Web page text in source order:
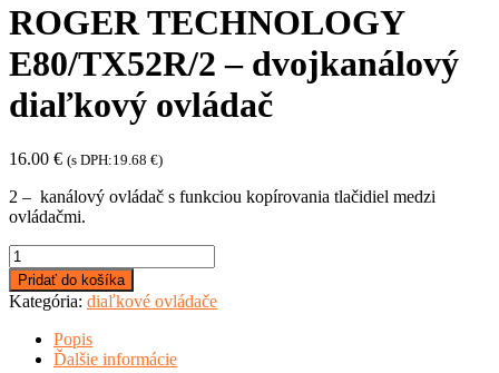
ROGER TECHNOLOGY
E80/TX52R/2 – dvojkanálový
diaľkový ovládač
16.00 € (s DPH:19.68 €)
2 – kanálový ovládač s funkciou kopírovania tlačidiel medzi
ovládačmi.
množstvo
ROGER
TECHNOLOGY
E80/TX52R/2
dvojkanálový
Pridať do košíka
Kategória: diaľkové ovládače
Popis
Ďalšie informácie